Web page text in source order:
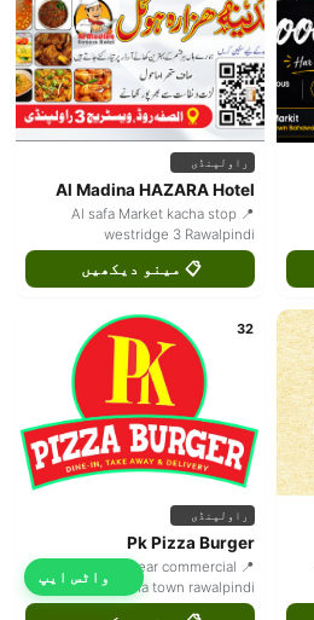
راولپنڈی
Al Madina HAZARA Hotel
📍 Al safa Market kacha stop
westridge 3 Rawalpindi
📋 مینو دیکھیں
32
راولپنڈی
Pk Pizza Burger
📍 Plaza 30 linear commercial
phase 8 bahria town rawalpindi
واٹس ایپ